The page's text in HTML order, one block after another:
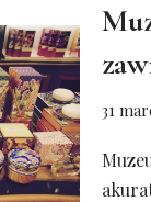
31